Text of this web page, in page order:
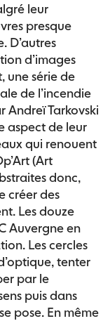
leur
presque
D’autres
d’images
une série de
de l’incendie
Andreï Tarkovski
aspect de leur
qui renouent
(Art
donc,
créer des
Les douze
Auvergne en
Les cercles
tenter
par le
puis dans
pose. En même